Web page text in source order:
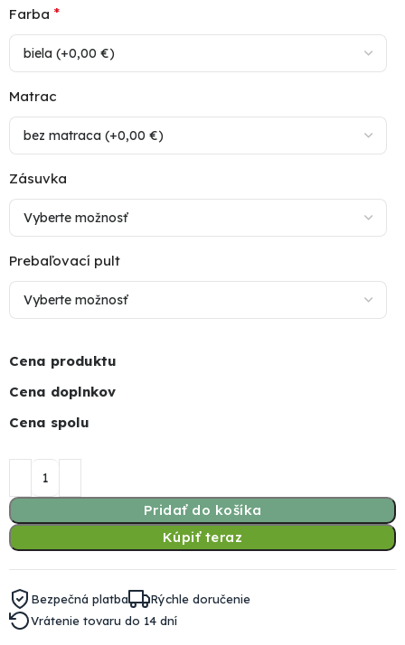
Farba *
Matrac
Zásuvka
Prebaľovací pult
Cena produktu
Cena doplnkov
Cena spolu
Pridať do košíka
Kúpiť teraz
Bezpečná platba
Rýchle doručenie
Vrátenie tovaru do 14 dní